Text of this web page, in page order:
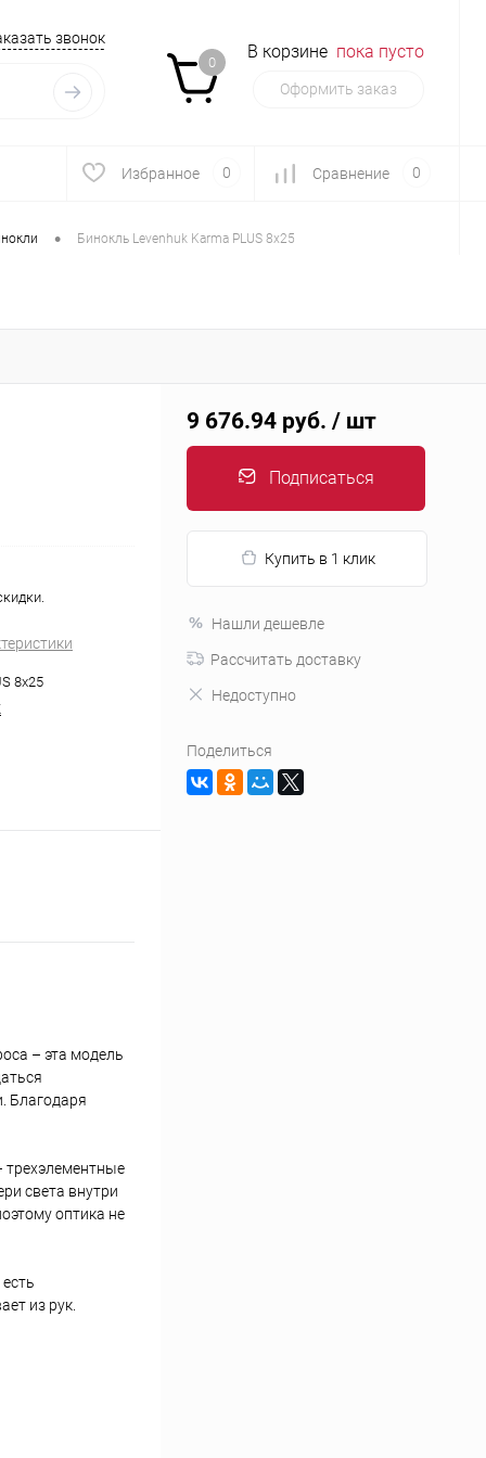
звонок
0
В корзине пока пусто
Оформить заказ
Избранное 0 Сравнение 0
• Бинокль Levenhuk Karma PLUS 8x25
8x25
– эта модель
Благодаря
трехэлементные
света внутри
оптика не
из рук.
9 676.94 руб. / шт
Подписаться
Купить в 1 клик
Нашли дешевле
Рассчитать доставку
Недоступно
Поделиться